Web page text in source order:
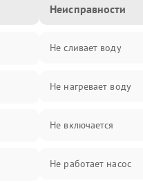
Неисправности
Не сливает воду
Не нагревает воду
Не включается
Не работает насос